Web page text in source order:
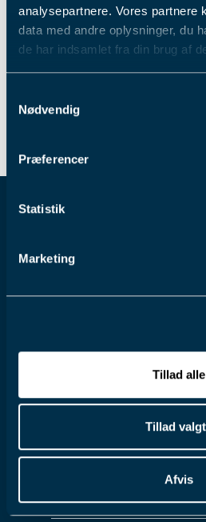
analysepartnere. Vores partnere
data med andre oplysninger, du
de har indsamlet fra din brug af
personoplysninger i vores
Nødvendig
Præferencer
Statistik
Marketing
Tillad alle
Tillad
Afvis
Præmiesum hovedløb:
vinder). Indskud 2.500 kr.
Præmiesum consolation:
Dansk
Traverbanevej 10 · DK-
Om os
Kontakt os